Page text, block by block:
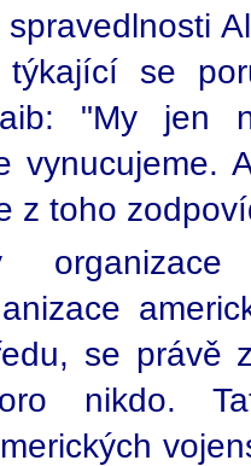
se
"My jen
vynucujeme.
z toho
se právě
nikdo.